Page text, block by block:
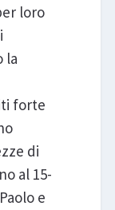
loro
la
forte
di
al 15-
e